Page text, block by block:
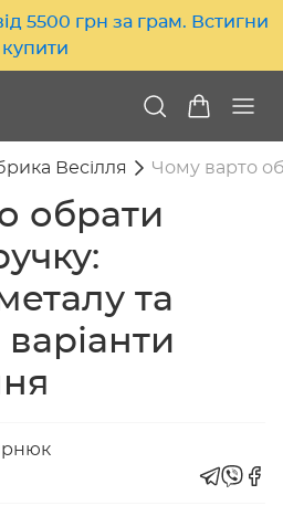
5500 грн за грам. Встигни
купити
Весілля Чому варто
обрати
та